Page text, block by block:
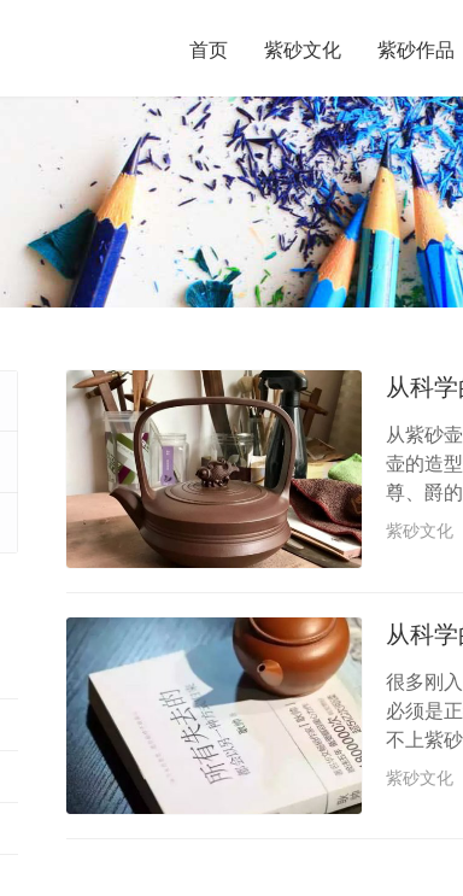
首页 紫砂文化 紫砂作品
从科
从紫砂
壶的造
尊、爵
造型以
紫砂文化
从科
很多刚
必须是
不上紫
壶三十
紫砂文化